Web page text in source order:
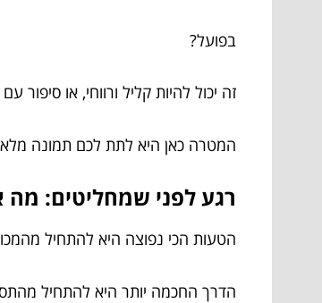
בפועל?
זה יכול להיות קליל ורווחי, או
המטרה כאן היא לתת לכם תמונה
רגע לפני שמחליטים:
הטעות הכי נפוצה היא להתחיל
הדרך החכמה יותר היא להתחיל